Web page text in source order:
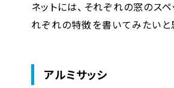
ネットには、それぞれの窓のス
れぞれの特徴を書いてみたいと
アルミサッシ